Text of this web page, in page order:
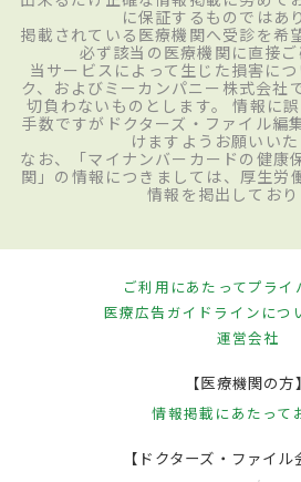
に保証するものではあ
掲載されている医療機関へ受診を希
必ず該当の医療機関に直接ご
当サービスによって生じた損害に
ク、およびミーカンパニー株式会社
切負わないものとします。 情報に
手数ですがドクターズ・ファイル編
けますようお願いいた
なお、「マイナンバーカードの健康
関」の情報につきましては、厚生労
情報を掲出しており
ご利用にあたってプライ
医療広告ガイドラインにつ
運営会社
【医療機関の方】
情報掲載にあたって
【ドクターズ・ファイル